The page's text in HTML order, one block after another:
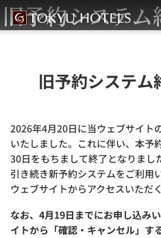
旧予約システ
旧予約システム
2026年4月20日に当ウェブサイト
いたしました。これに伴い、本予
30日をもちまして終了となりまし
引き続き新予約システムをご利用
ウェブサイトからアクセスいただ
なお、4月19日までにお申し込み
イトから「確認・キャンセル」す